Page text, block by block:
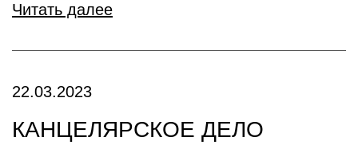
Читать далее
22.03.2023
КАНЦЕЛЯРСКОЕ ДЕЛО